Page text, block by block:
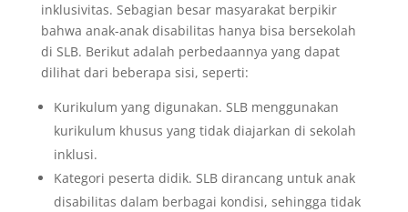
inklusivitas. Sebagian besar masyarakat berpikir
bahwa anak-anak disabilitas hanya bisa bersekolah
di SLB. Berikut adalah perbedaannya yang dapat
dilihat dari beberapa sisi, seperti:
Kurikulum yang digunakan. SLB menggunakan
kurikulum khusus yang tidak diajarkan di sekolah
inklusi.
Kategori peserta didik. SLB dirancang untuk anak
disabilitas dalam berbagai kondisi, sehingga tidak